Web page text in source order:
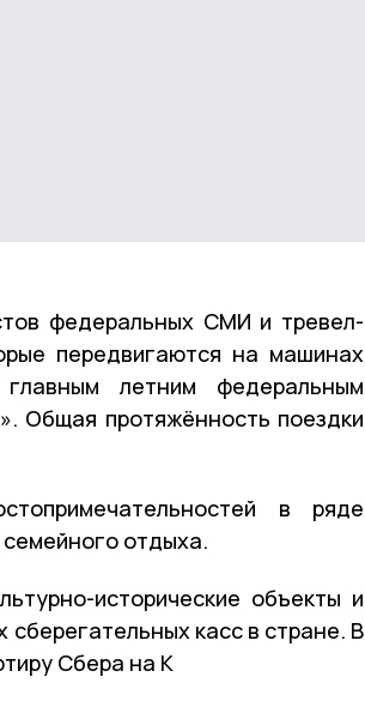
федеральных СМИ и тревел-
передвигаются на машинах
летним федеральным
Общая протяжённость поездки
в ряде
отдыха.
исторические объекты и
касс в стране. В
Сбера на К